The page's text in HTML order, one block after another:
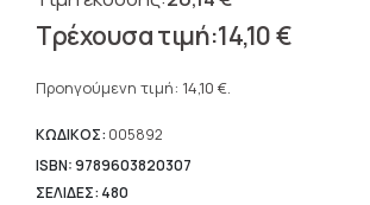
Original
price
20,14 €.
14,10€
τρέχουσα
είναι:
14,10 €.
Προηγούμενη τιμή: 14,10 €.
ΚΩΔΙΚΟΣ: 005892
ISBN: 9789603820307
ΣΕΛΙΔΕΣ: 480